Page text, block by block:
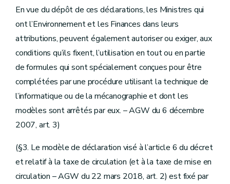
En vue du dépôt de ces déclarations, les Ministres qui
ont l’Environnement et les Finances dans leurs
attributions, peuvent également autoriser ou exiger, aux
conditions qu’ils fixent, l’utilisation en tout ou en partie
de formules qui sont spécialement conçues pour être
complétées par une procédure utilisant la technique de
l’informatique ou de la mécanographie et dont les
modèles sont arrêtés par eux. – AGW du 6 décembre
2007, art. 3)
(§3. Le modèle de déclaration visé à l’article 6 du décret
et relatif à la taxe de circulation (et à la taxe de mise en
circulation – AGW du 22 mars 2018, art. 2) est fixé par